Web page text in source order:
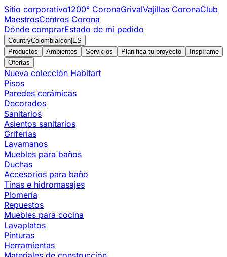
Sitio corporativo1200° CoronaGrivalVajillas CoronaClub
MaestrosCentros Corona
Dónde comprarEstado de mi pedido
CountryColombiaIcon ES
Productos
Ambientes Servicios Planifica tu proyecto
Inspírame
Ofertas
Nueva colección Habitart
Pisos
Paredes cerámicas
Decorados
Sanitarios
Asientos sanitarios
Griferías
Lavamanos
Muebles para baños
Duchas
Accesorios para baño
Tinas e hidromasajes
Plomería
Repuestos
Muebles para cocina
Lavaplatos
Pinturas
Herramientas